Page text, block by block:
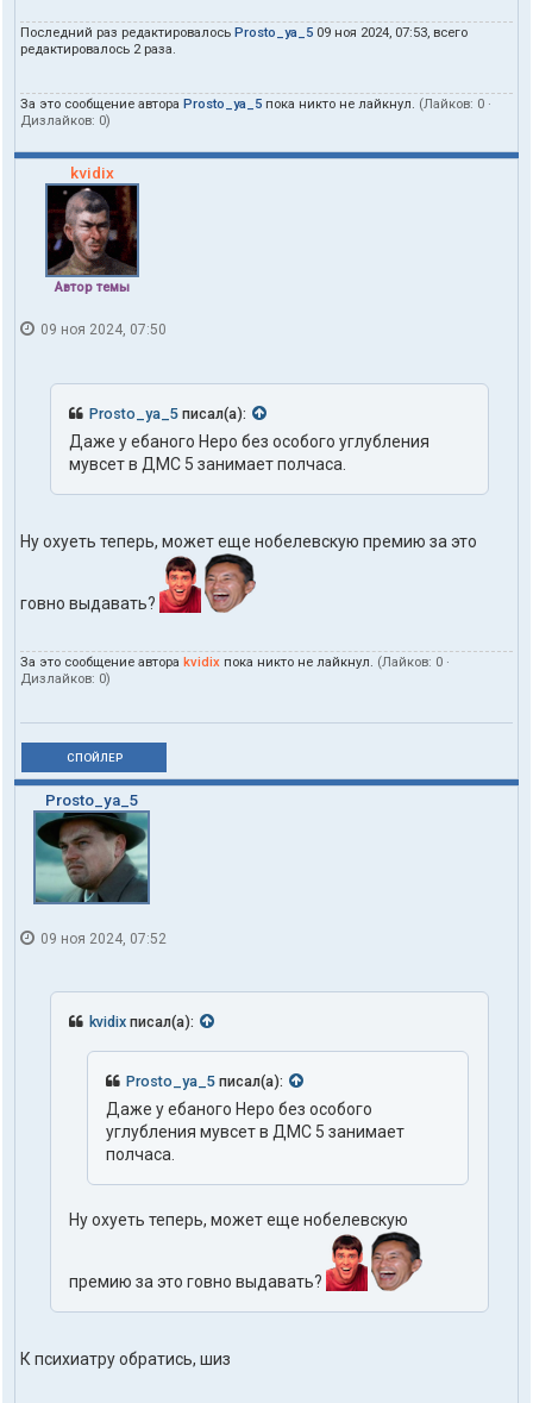
Последний раз редактировалось Prosto_ya_5 09 ноя 2024, 07:53, всего
редактировалось 2 раза.
За это сообщение автора Prosto_ya_5 пока никто не лайкнул. (Лайков: 0 ·
Дизлайков: 0)
kvidix
Автор темы
09 ноя 2024, 07:50
Prosto_ya_5 писал(а):
Даже у ебаного Неро без особого углубления
мувсет в ДМС 5 занимает полчаса.
Ну охуеть теперь, может еще нобелевскую премию за это
говно выдавать?
За это сообщение автора kvidix пока никто не лайкнул. (Лайков: 0 ·
Дизлайков: 0)
СПОЙЛЕР
Prosto_ya_5
09 ноя 2024, 07:52
kvidix писал(а):
Prosto_ya_5 писал(а):
Даже у ебаного Неро без особого
углубления мувсет в ДМС 5 занимает
полчаса.
Ну охуеть теперь, может еще нобелевскую
премию за это говно выдавать?
К психиатру обратись, шиз